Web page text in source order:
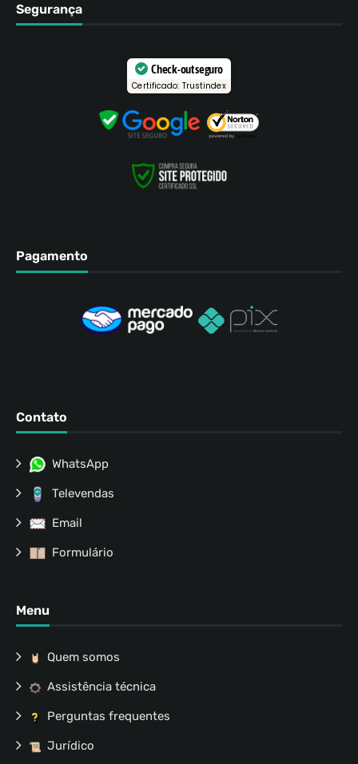
Segurança
Check-out seguro
Certificado: Trustindex
Pagamento
Contato
WhatsApp
Televendas
Email
Formulário
Menu
Quem somos
Assistência técnica
Perguntas frequentes
Jurídico